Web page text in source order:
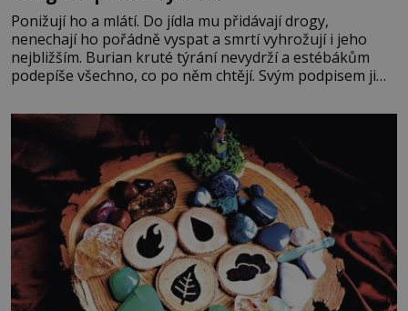
Ponižují ho a mlátí. Do jídla mu přidávají drogy,
nenechají ho pořádně vyspat a smrtí vyhrožují i jeho
nejbližším. Burian kruté týrání nevydrží a estébákům
podepíše všechno, co po něm chtějí. Svým podpisem jim
fyzický ani psychický nátlak. Syn brněnského řezníka
chce být knězem a